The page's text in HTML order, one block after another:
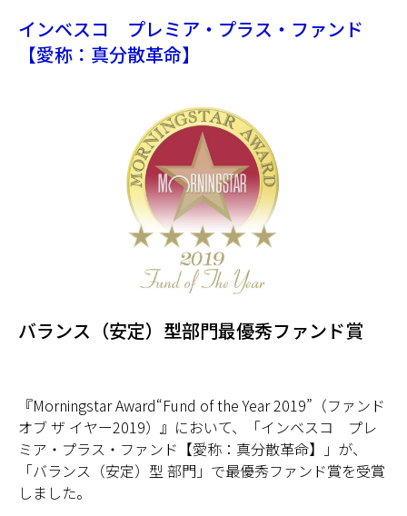
インベスコ プレミア・プラス・ファンド
【愛称：真分散革命】
バランス（安定）型部門最優秀ファンド賞
『Morningstar Award“Fund of the Year 2019”（ファンド
オブ ザ イヤー2019）』において、「インベスコ プレ
ミア・プラス・ファンド【愛称：真分散革命】」が、
「バランス（安定）型 部門」で最優秀ファンド賞を受賞
しました。